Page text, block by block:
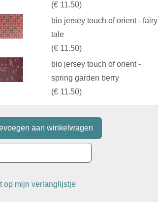
(€ 11.50)
bio jersey touch of orient - fairy
tale
(€ 11.50)
bio jersey touch of orient -
spring garden berry
(€ 11.50)
op mijn verlanglijstje